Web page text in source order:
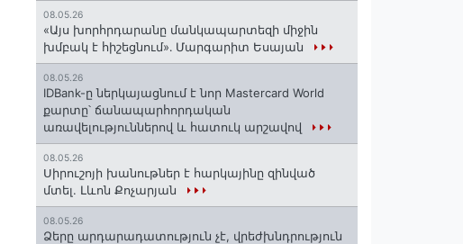
08.05.26
«Այս խորհրդարանը մանկապարտեզի միջին
խմբակ է հիշեցնում»․ Մարգարիտ Եսայան
08.05.26
IDBank-ը ներկայացնում է նոր Mastercard World
քարտը՝ ճանապարհորդական
առավելություններով և հատուկ արշավով
08.05.26
Սիրուշոյի խանութներ է հարկայինը զինված
մտել. Լևոն Քոչարյան
08.05.26
Ձերը արդարադատություն չէ, վրեժխնդրություն